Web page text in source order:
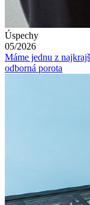
Úspechy
05/2026
Máme jednu z
odborná porota